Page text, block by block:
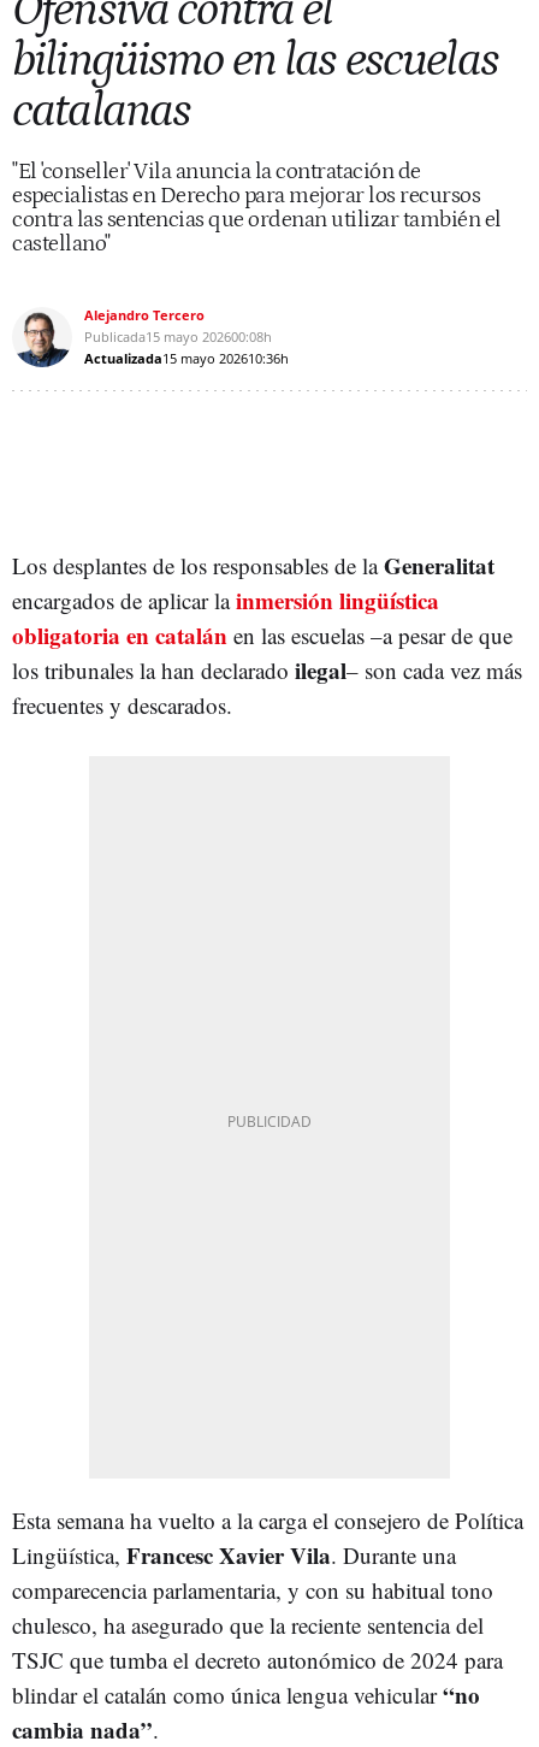
bilingüismo en las escuelas
catalanas
"El 'conseller' Vila anuncia la contratación de
especialistas en Derecho para mejorar los recursos
contra las sentencias que ordenan utilizar también el
castellano"
Alejandro Tercero
Publicada15 mayo 202600:08h
Actualizada15 mayo 202610:36h
Los desplantes de los responsables de laGeneralitat
encargados de aplicar lainmersión lingüística
obligatoria en catalán en las escuelas –a pesar de que
los tribunales la han declarado ilegal– son cada vez más
frecuentes y descarados.
Esta semana ha vuelto a la carga el consejero de Política
Lingüística, Francesc Xavier Vila. Durante una
comparecencia parlamentaria, y con su habitual tono
chulesco, ha asegurado que la reciente sentencia del
TSJC que tumba el decreto autonómico de 2024 para
blindar el catalán como única lengua vehicular“no
cambia nada”.